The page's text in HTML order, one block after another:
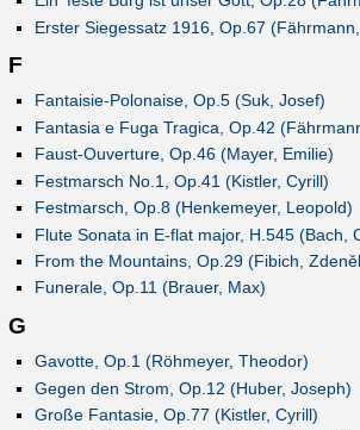
Erster Siegessatz 1916, Op.67
F
Fantaisie-Polonaise, Op.5 (Suk, Josef)
Fantasia e Fuga Tragica, Op.42
Faust-Ouverture, Op.46 (Mayer, Emilie)
Festmarsch No.1, Op.41 (Kistler, Cyrill)
Festmarsch, Op.8 (Henkemeyer, Leopold)
Flute Sonata in E-flat major, H.545 (Bach,
From the Mountains, Op.29 (Fibich,
Funerale, Op.11 (Brauer, Max)
G
Gavotte, Op.1 (Röhmeyer, Theodor)
Gegen den Strom, Op.12 (Huber, Joseph)
Große Fantasie, Op.77 (Kistler, Cyrill)